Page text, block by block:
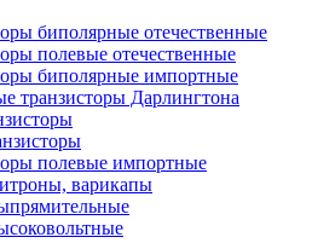
биполярные отечественные
полевые отечественные
биполярные импортные
транзисторы Дарлингтона
полевые импортные
варикапы